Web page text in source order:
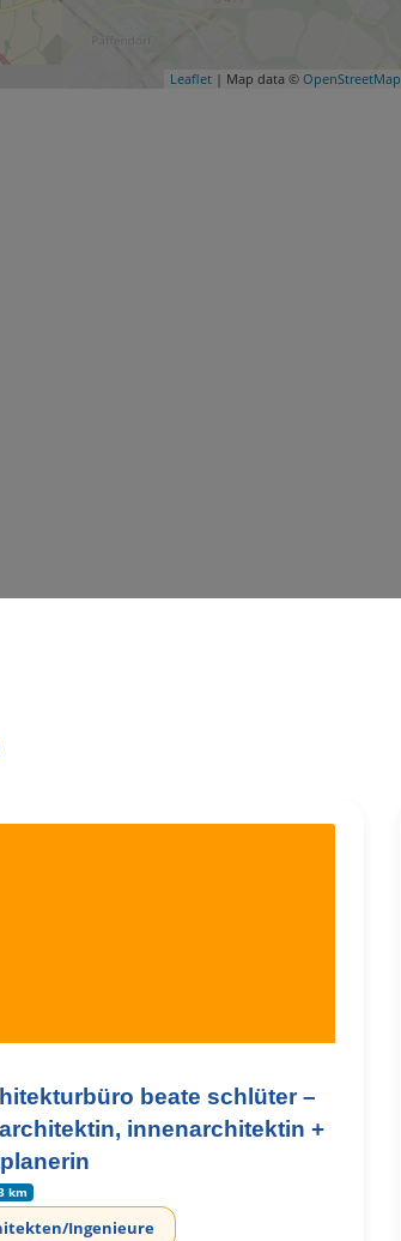
Leaflet | Map data © OpenStreetMap
beate schlüter –
innenarchitektin +
km
Ingenieure